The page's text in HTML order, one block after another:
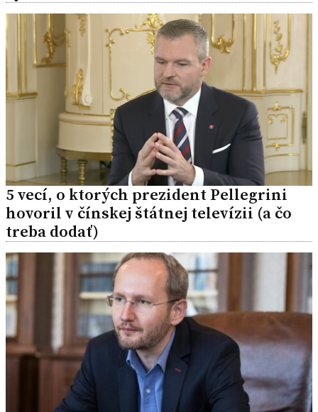
5 vecí, o ktorých prezident Pellegrini
hovoril v čínskej štátnej televízii (a čo
treba dodať)